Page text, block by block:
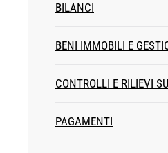
BILANCI
BENI IMMOBILI E
CONTROLLI E RILIEVI
PAGAMENTI